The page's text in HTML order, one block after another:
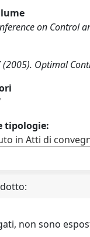
on Control
(2005). Optimal
tipologie:
in Atti di
non sono